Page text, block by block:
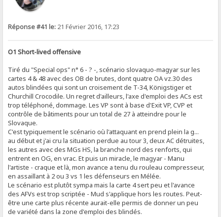
Réponse #41 le: 21 Février 2016, 17:23
O1 Short-lived offensive
Tiré du "Special ops" n° 6 - ? -, scénario slovaquo-magyar sur les
cartes 4 & 48 avec des OB de brutes, dont quatre OA vz.30 des
autos blindées qui sont un croisement de T-34, Königstiger et
Churchill Crocodile. Un regret d'ailleurs, l'axe d'emploi des ACs est
trop téléphoné, dommage. Les VP sont à base d'Exit VP, CVP et
contrôle de bâtiments pour un total de 27 à atteindre pour le
Slovaque.
C'est typiquement le scénario où l'attaquant en prend plein la g...
au début et j'ai cru la situation perdue au tour 3, deux AC détruites,
les autres avec des MGs HS, la branche nord des renforts, qui
entrent en OG, en vrac. Et puis un miracle, le magyar - Manu
l'artiste - craque et là, mon avance a tenu du rouleau compresseur,
en assaillant à 2 ou 3 vs 1 les défenseurs en Mélée.
Le scénario est plutôt sympa mais la carte 4 sert peu et l'avance
des AFVs est trop scriptée - Mud s'applique hors les routes. Peut-
être une carte plus récente aurait-elle permis de donner un peu
de variété dans la zone d'emploi des blindés.